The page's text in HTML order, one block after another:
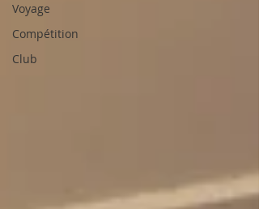
Voyage
Compétition
Club